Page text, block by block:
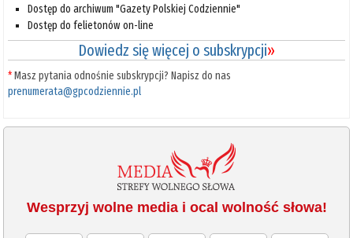
Dostęp do archiwum "Gazety Polskiej Codziennie"
Dostęp do felietonów on-line
Dowiedz się więcej o subskrypcji»
*Masz pytania odnośnie subskrypcji? Napisz do nas
prenumerata@gpcodziennie.pl
Wesprzyj wolne media i ocal wolność słowa!